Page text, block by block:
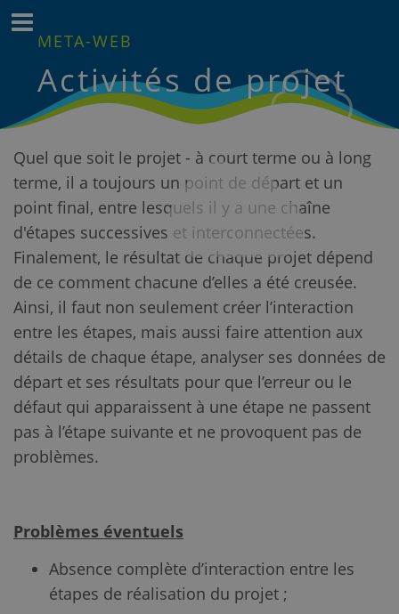
META-WEB
Activités de projet
Quel que soit le projet - à court terme ou à long
terme, il a toujours un point de départ et un
point final, entre lesquels il y a une chaîne
d'étapes successives et interconnectées.
Finalement, le résultat de chaque projet dépend
de ce comment chacune d’elles a été creusée.
Ainsi, il faut non seulement créer l’interaction
entre les étapes, mais aussi faire attention aux
détails de chaque étape, analyser ses données de
départ et ses résultats pour que l’erreur ou le
défaut qui apparaissent à une étape ne passent
pas à l’étape suivante et ne provoquent pas de
problèmes.
Problèmes éventuels
Absence complète d’interaction entre les
étapes de réalisation du projet ;